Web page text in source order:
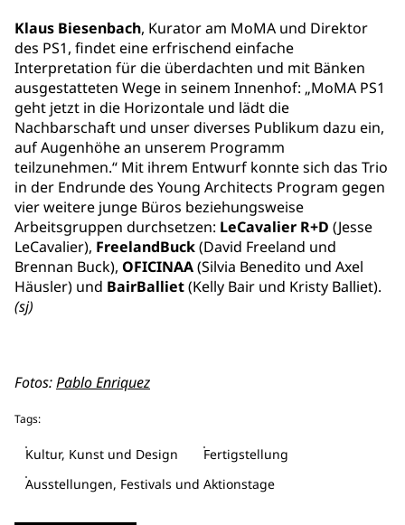
Klaus Biesenbach, Kurator am MoMA und Direktor
des PS1, findet eine erfrischend einfache
Interpretation für die überdachten und mit Bänken
ausgestatteten Wege in seinem Innenhof: „MoMA PS1
geht jetzt in die Horizontale und lädt die
Nachbarschaft und unser diverses Publikum dazu ein,
auf Augenhöhe an unserem Programm
teilzunehmen.“ Mit ihrem Entwurf konnte sich das Trio
in der Endrunde des Young Architects Program gegen
vier weitere junge Büros beziehungsweise
Arbeitsgruppen durchsetzen: LeCavalier R+D (Jesse
LeCavalier), FreelandBuck(David Freeland und
Brennan Buck), OFICINAA(Silvia Benedito und Axel
Häusler) und BairBalliet(Kelly Bair und Kristy Balliet).
(sj)
Fotos:Pablo Enriquez
Tags:
Kultur, Kunst und Design
Fertigstellung
Ausstellungen, Festivals und Aktionstage